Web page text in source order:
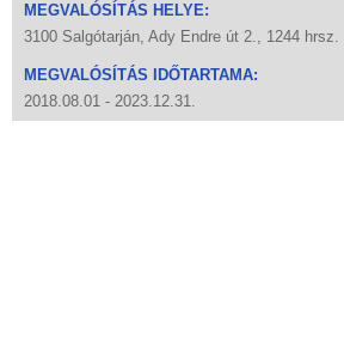
MEGVALÓSÍTÁS HELYE:
3100 Salgótarján, Ady Endre út 2., 1244 hrsz.
MEGVALÓSÍTÁS IDŐTARTAMA:
2018.08.01 - 2023.12.31.